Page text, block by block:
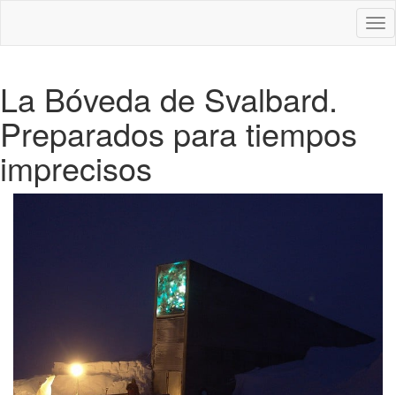
La Bóveda de Svalbard.
Preparados para tiempos
imprecisos